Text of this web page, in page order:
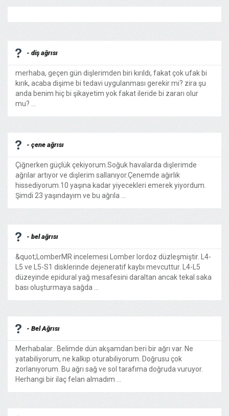
- diş ağrısı
merhaba, geçen gün dişlerimden biri kırıldı, fakat çok ufak bi
kırık, acaba dişime bi tedavi uygulanması gerekir mi? zira şu
anda benim hiç bi şikayetim yok fakat ileride bi zararı olur
mu? ...
- çene ağrısı
Çiğnerken güçlük çekiyorum.Soğuk havalarda dişlerimde
ağrılar artıyor ve dişlerim sallanıyor.Çenemde ağırlık
hissediyorum.10 yaşına kadar yiyecekleri emerek yiyordum.
Şimdi 23 yaşındayım ve bu ağrıla ...
- bel ağrısı
&quot;LomberMR incelemesi Lomber lordoz düzleşmiştir. L4-
L5 ve L5-S1 disklerinde dejeneratif kaybı mevcuttur. L4-L5
düzeyinde epidural yağ mesafesini daraltan ancak tekal saka
bası oluşturmaya sağda ...
- Bel Ağrısı
Merhabalar.. Belimde dün akşamdan beri bir ağrı var. Ne
yatabiliyorum, ne kalkıp oturabiliyorum. Doğrusu çok
zorlanıyorum. Bu ağrı sağ ve sol tarafıma doğruda vuruyor.
Herhangi bir ilaç felan almadım ...